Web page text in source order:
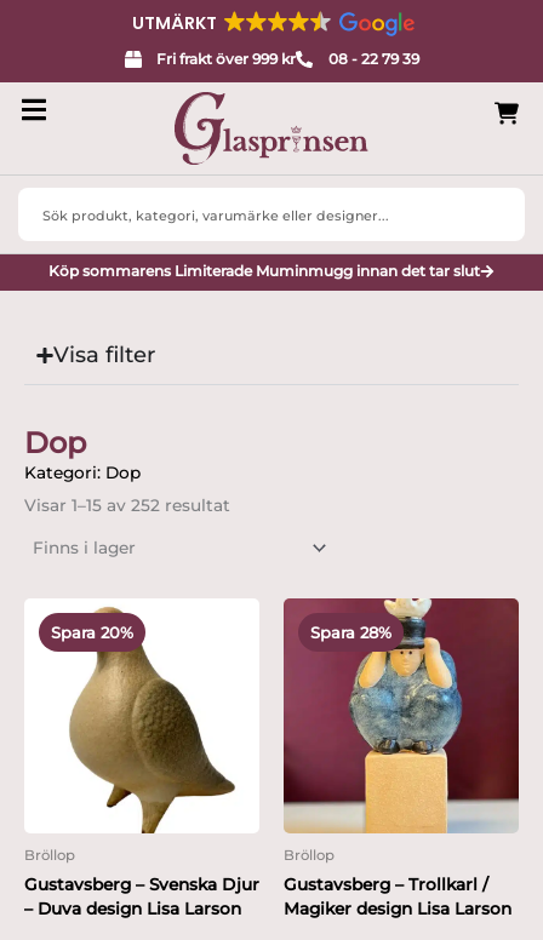
UTMÄRKT
Fri frakt över 999 kr 08 - 22 79 39
Search
Köp sommarens Limiterade Muminmugg innan det tar slut
Visa filter
Dop
Kategori: Dop
Visar 1–15 av 252 resultat
Spara 20%
Bröllop
Gustavsberg – Svenska Djur
– Duva design Lisa Larson
Det
ursprungliga
var:
2,495 kr.
nuvarande
är:
1,999 kr.
Spara 28%
Bröllop
Gustavsberg – Trollkarl /
Magiker design Lisa Larson
ursprungliga
var:
2,495 kr.
Det
nuvarande
priset
är:
1,799 kr.